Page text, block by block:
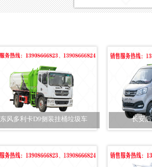
东风多利卡D9侧装挂桶垃圾车 长安